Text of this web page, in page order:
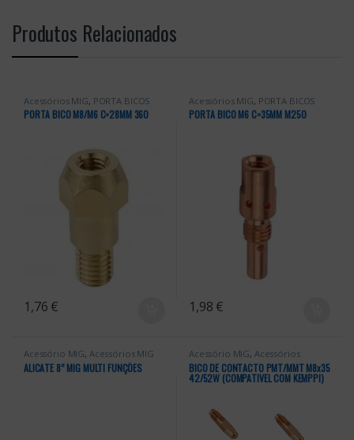
Produtos Relacionados
Acessórios MIG, PORTA BICOS
PORTA BICO M8/M6 C=28MM 360
1,76 €
Acessórios MIG, PORTA BICOS
PORTA BICO M6 C=35MM M250
1,98 €
Acessório MIG, Acessórios MIG
ALICATE 8” MIG MULTI FUNÇÕES
Acessório MIG, Acessórios
kemppi ,Acessórios MIG,BICOS
BICO DE CONTACTO PMT/MMT M8x35
42/52W (COMPATIVEL COM KEMPPI)